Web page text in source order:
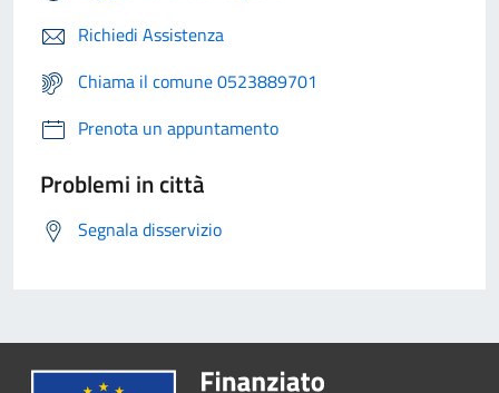
Richiedi Assistenza
Chiama il comune 0523889701
Prenota un appuntamento
Problemi in città
Segnala disservizio